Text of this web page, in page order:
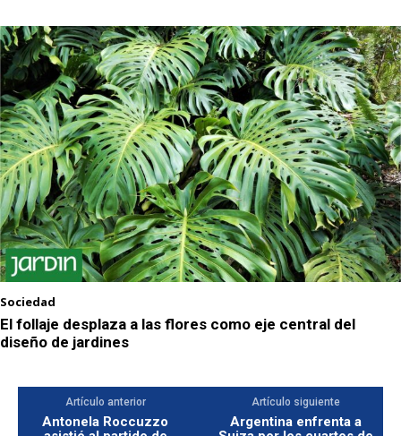
Sociedad
El follaje desplaza a las flores como eje central del
diseño de jardines
Artículo anterior
Antonela Roccuzzo
Artículo siguiente
Argentina enfrenta a